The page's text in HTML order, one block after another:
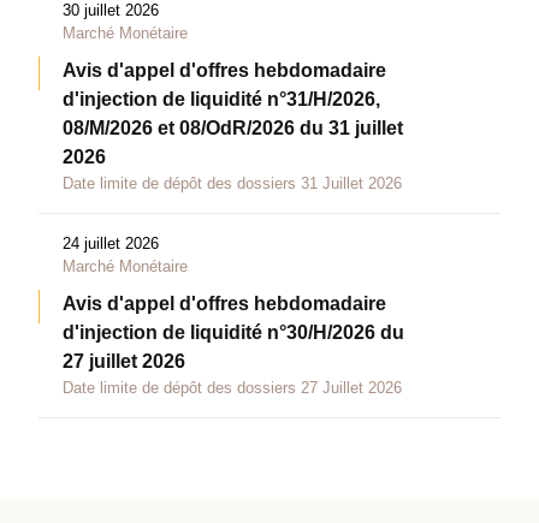
30 juillet 2026
Marché Monétaire
Avis d'appel d'offres hebdomadaire
d'injection de liquidité n°31/H/2026,
08/M/2026 et 08/OdR/2026 du 31 juillet
2026
Date limite de dépôt des dossiers 31 Juillet 2026
24 juillet 2026
Marché Monétaire
Avis d'appel d'offres hebdomadaire
d'injection de liquidité n°30/H/2026 du
27 juillet 2026
Date limite de dépôt des dossiers 27 Juillet 2026